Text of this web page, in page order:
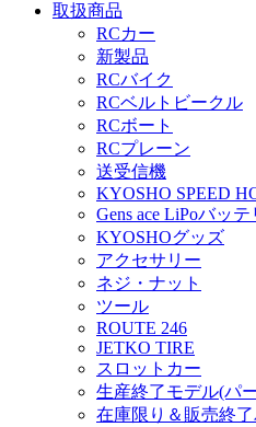
取扱商品
RCカー
新製品
RCバイク
RCベルトビークル
RCボート
RCプレーン
送受信機
KYOSHO SPEED
Gens ace LiPoバッテ
KYOSHOグッズ
アクセサリー
ネジ・ナット
ツール
ROUTE 246
JETKO TIRE
スロットカー
生産終了モデル(パ
在庫限り＆販売終